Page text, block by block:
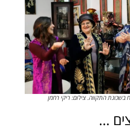
בשכונת התקווה. צילום: ריקי רחמן
…